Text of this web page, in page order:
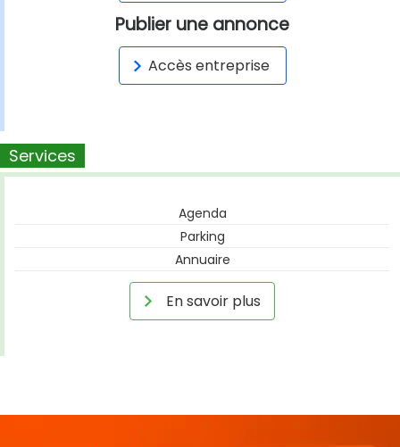
Publier une annonce
Accès entreprise
Services
Agenda
Parking
Annuaire
En savoir plus